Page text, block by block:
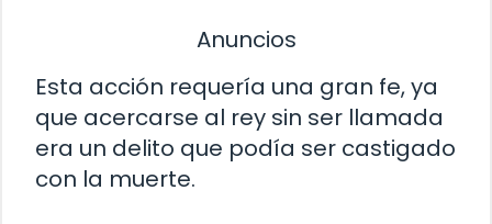
Anuncios
Esta acción requería una gran fe, ya
que acercarse al rey sin ser llamada
era un delito que podía ser castigado
con la muerte.